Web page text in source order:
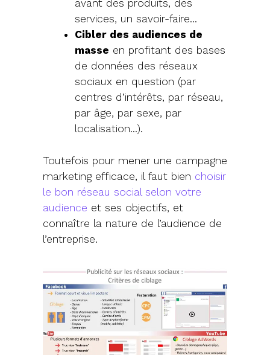
avant des produits, des
services, un savoir-faire…
Cibler des audiences de
masse en profitant des bases
de données des réseaux
sociaux en question (par
centres d’intérêts, par réseau,
par âge, par sexe, par
localisation…).
Toutefois pour mener une campagne
marketing efficace, il faut bien choisir
le bon réseau social selon votre
audience et ses objectifs, et
connaître la nature de l’audience de
l’entreprise.